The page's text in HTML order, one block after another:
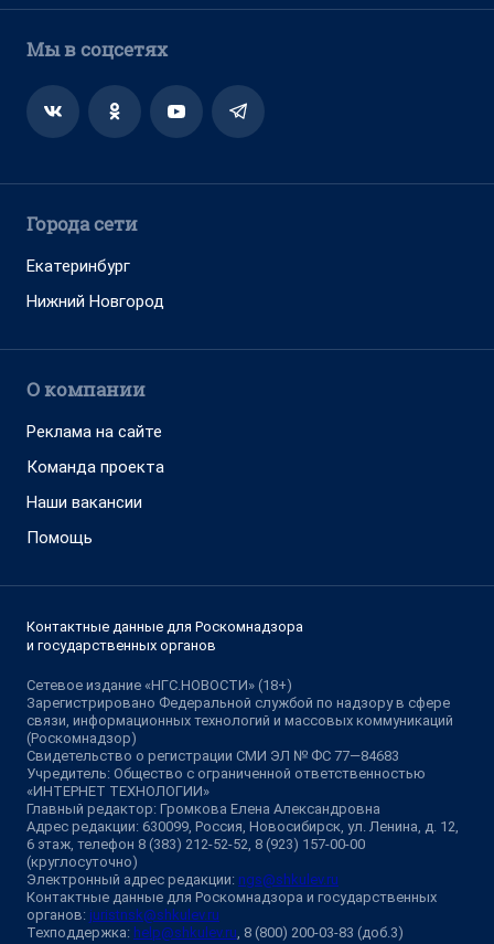
Мы в соцсетях
Города сети
Екатеринбург
Нижний Новгород
О компании
Реклама на сайте
Команда проекта
Наши вакансии
Помощь
Контактные данные для Роскомнадзора
и государственных органов
Сетевое издание «НГС.НОВОСТИ» (18+)
Зарегистрировано Федеральной службой по надзору в сфере
связи, информационных технологий и массовых коммуникаций
(Роскомнадзор)
Свидетельство о регистрации СМИ ЭЛ № ФС 77—84683
Учредитель: Общество с ограниченной ответственностью
«ИНТЕРНЕТ ТЕХНОЛОГИИ»
Главный редактор: Громкова Елена Александровна
Адрес редакции: 630099, Россия, Новосибирск, ул. Ленина, д. 12,
6 этаж, телефон 8 (383) 212-52-52, 8 (923) 157-00-00
(круглосуточно)
Электронный адрес редакции: ngs@shkulev.ru
Контактные данные для Роскомнадзора и государственных
органов: juristnsk@shkulev.ru
Техподдержка: help@shkulev.ru , 8 (800) 200-03-83 (доб.3)